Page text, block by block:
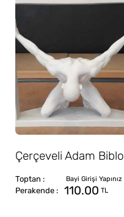
Çerçeveli Adam Biblo
110.00 TL